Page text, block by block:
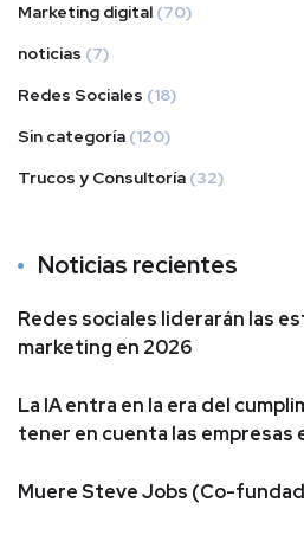
Marketing digital (70)
noticias (7)
Redes Sociales (18)
Sin categoría (120)
Trucos y Consultoría (32)
Noticias recientes
Redes sociales liderarán las
marketing en 2026
La IA entra en la era del
tener en cuenta las empresas
Muere Steve Jobs (Co-